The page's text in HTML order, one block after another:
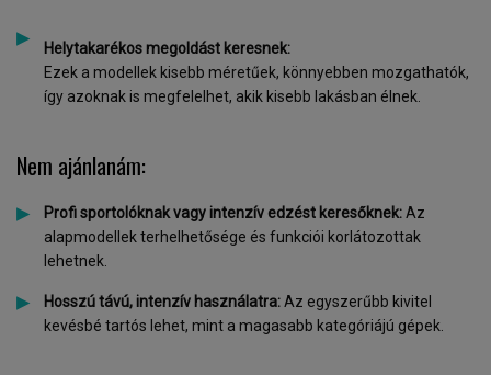
Helytakarékos megoldást keresnek:
Ezek a modellek kisebb méretűek, könnyebben mozgathatók,
így azoknak is megfelelhet, akik kisebb lakásban élnek.
Nem ajánlanám:
Profi sportolóknak vagy intenzív edzést keresőknek:Az
alapmodellek terhelhetősége és funkciói korlátozottak
lehetnek.
Hosszú távú, intenzív használatra:Az egyszerűbb kivitel
kevésbé tartós lehet, mint a magasabb kategóriájú gépek.